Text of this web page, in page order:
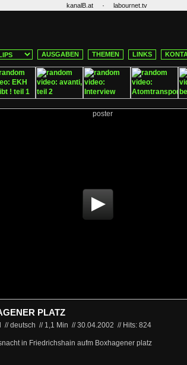
kanalB.at · labournet.tv
AUSGABEN THEMEN LINKS
PLATZ
// deutsch // 1,1 Min //30.04.2002 // Hits: 824
in Friedrichshain aufm Boxhagener platz